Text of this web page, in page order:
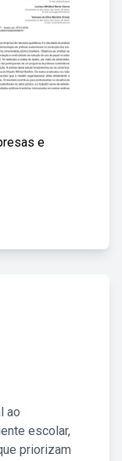
e
ao
escolar,
priorizam